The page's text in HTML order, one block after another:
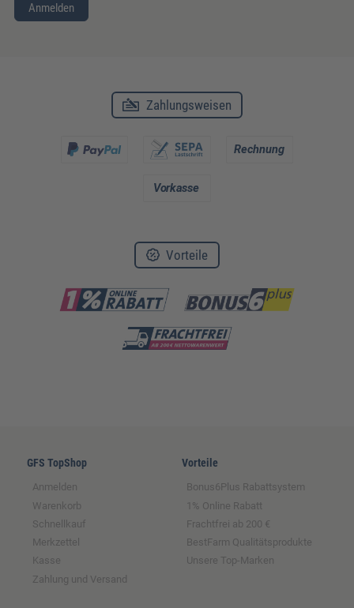
Anmelden
Zahlungsweisen
Vorteile
GFS TopShop
Anmelden
Warenkorb
Schnellkauf
Merkzettel
Kasse
Zahlung und Versand
Vorteile
Bonus6Plus Rabattsystem
1% Online Rabatt
Frachtfrei ab 200 €
BestFarm Qualitätsprodukte
Unsere Top-Marken